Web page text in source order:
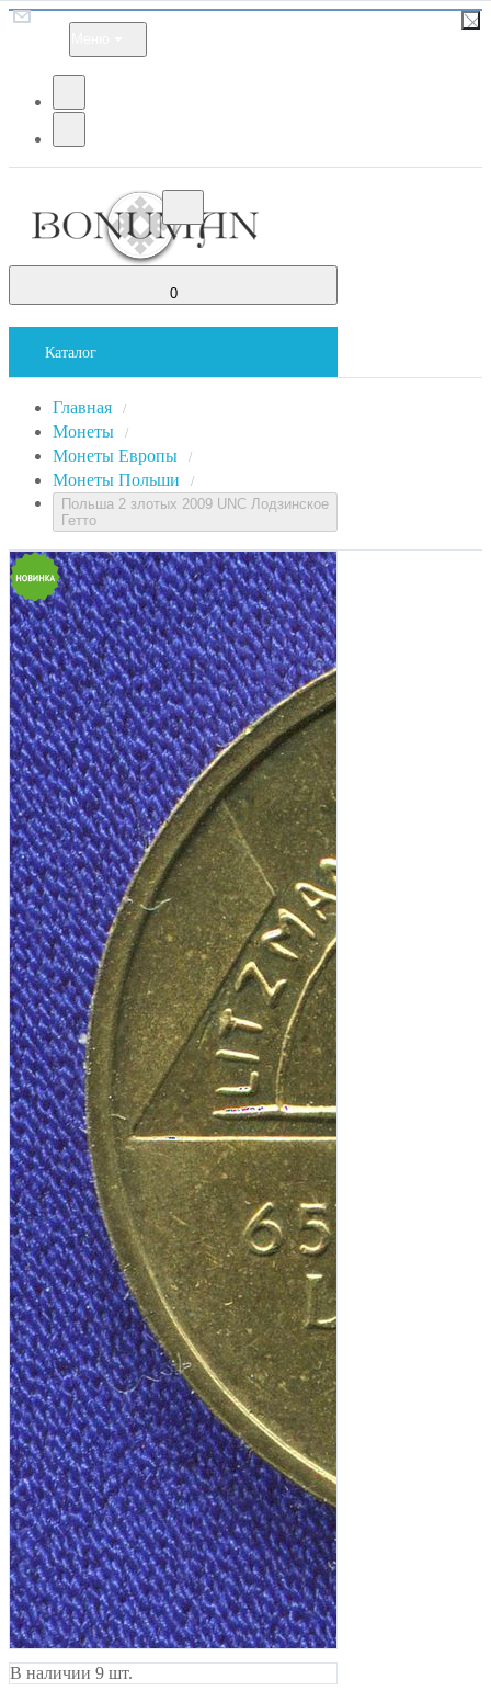
0
Каталог
Главная /
Монеты /
Монеты Европы /
Монеты Польши /
Польша 2 злотых 2009 UNC Лодзинское
Гетто
В наличии 9 шт.